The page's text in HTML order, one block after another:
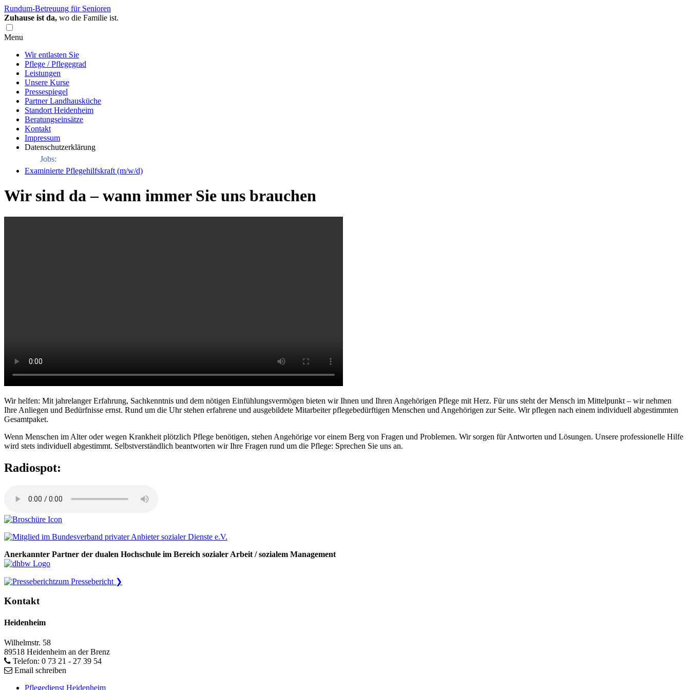
Rundum-Betreuung für Senioren
Zuhause ist da, wo die Familie ist.
Menu
Wir entlasten Sie
Pflege / Pflegegrad
Leistungen
Unsere Kurse
Pressespiegel
Partner Landhausküche
Standort Heidenheim
Beratungseinsätze
Kontakt
Impressum
Datenschutzerklärung
Jobs:
Examinierte Pflegehilfskraft (m/w/d)
Wir sind da – wann immer Sie uns brauchen
Wir helfen: Mit jahrelanger Erfahrung, Sachkenntnis und dem nötigen Einfühlungsvermögen bieten wir Ihnen und Ihren Angehörigen Pflege mit Herz. Für uns steht der Mensch im Mittelpunkt – wir nehmen
Ihre Anliegen und Bedürfnisse ernst. Rund um die Uhr stehen erfahrene und ausgebildete Mitarbeiter pflegebedürftigen Menschen und Angehörigen zur Seite. Wir pflegen nach einem individuell abgestimmten
Gesamtpaket.
Wenn Menschen im Alter oder wegen Krankheit plötzlich Pflege benötigen, stehen Angehörige vor einem Berg von Fragen und Problemen. Wir sorgen für Antworten und Lösungen. Unsere professionelle Hilfe
wird stets individuell abgestimmt. Selbstverständlich beantworten wir Ihre Fragen rund um die Pflege: Sprechen Sie uns an.
Radiospot:
Anerkannter Partner der dualen Hochschule im Bereich sozialer Arbeit / sozialem Management
zum Pressebericht ❯
Kontakt
Heidenheim
Wilhelmstr. 58
89518 Heidenheim an der Brenz
Telefon: 0 73 21 - 27 39 54
Email schreiben
Pflegedienst Heidenheim